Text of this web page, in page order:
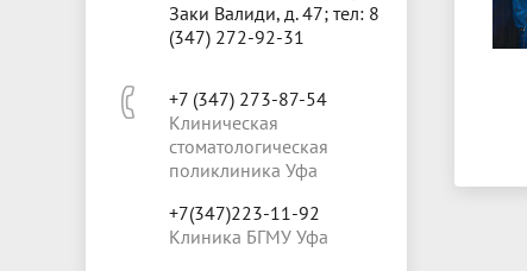
Заки Валиди, д. 47; тел: 8
(347) 272-92-31
+7 (347) 273-87-54
Клиническая
стоматологическая
поликлиника Уфа
+7(347)223-11-92
Клиника БГМУ Уфа